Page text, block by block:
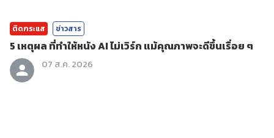
ติดกระแส ข่าวสาร
5 เหตุผล ที่ทำให้หนัง AI ไม่เวิร์ก แม้คุณภาพจะดีขึ้นเรื่อย ๆ
07 ส.ค. 2026